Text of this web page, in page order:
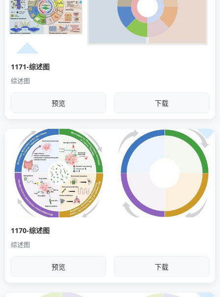
1171-综述图
综述图
预览 下载
1170-综述图
综述图
预览 下载